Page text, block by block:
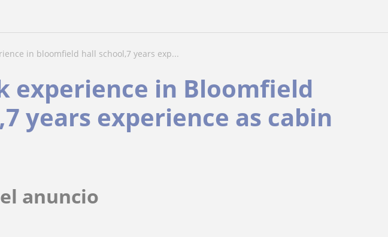
in bloomfield hall school,7 years exp...
experience in Bloomfield
years experience as cabin
anuncio